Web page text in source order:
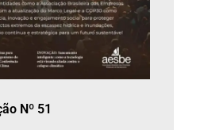
Nº 51